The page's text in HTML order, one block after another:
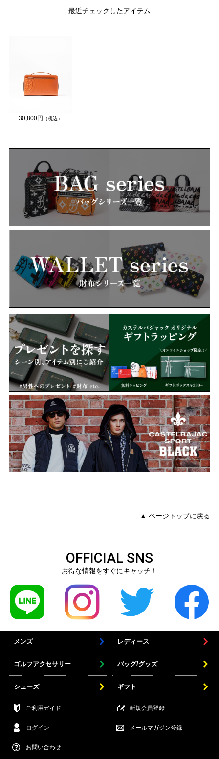
最近チェックしたアイテム
30,800円 （税込）
▲ ページトップに戻る
OFFICIAL SNS
お得な情報をすぐにキャッチ！
メンズ レディース
ゴルフアクセサリー バッグ/グッズ
シューズ ギフト
ご利用ガイド 新規会員登録
ログイン メールマガジン登録
お問い合わせ